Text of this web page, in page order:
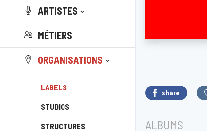
ARTISTES
MÉTIERS
ORGANISATIONS
LABELS
STUDIOS
STRUCTURES
share
ALBUMS